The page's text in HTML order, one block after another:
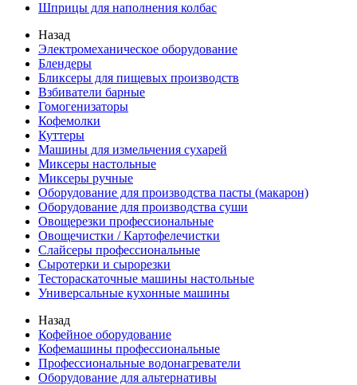
Шприцы для наполнения колбас
Назад
Электромеханическое оборудование
Блендеры
Бликсеры для пищевых производств
Взбиватели барные
Гомогенизаторы
Кофемолки
Куттеры
Машины для измельчения сухарей
Миксеры настольные
Миксеры ручные
Оборудование для производства пасты (макарон)
Оборудование для производства суши
Овощерезки профессиональные
Овощечистки / Картофелечистки
Слайсеры профессиональные
Сыротерки и сырорезки
Тестораскаточные машины настольные
Универсальные кухонные машины
Назад
Кофейное оборудование
Кофемашины профессиональные
Профессиональные водонагреватели
Оборудование для альтернативы